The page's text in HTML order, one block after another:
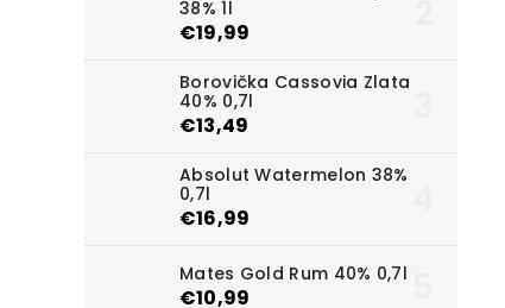
38% 1l
€19,99
Borovička Cassovia Zlata
40% 0,7l
€13,49
Absolut Watermelon 38%
0,7l
€16,99
Mates Gold Rum 40% 0,7l
€10,99